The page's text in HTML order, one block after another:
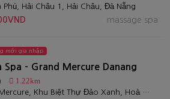
Phú, Hải Châu 1, Hải Châu, Đà Nẵng
massage spa
mới gia nhập
Spa - Grand Mercure Danang
1.22km
Grand Mercure, Khu Biệt Thự Đảo Xanh, Hoà Cường Bắc, Hải Châu, Đà Nẵng, Việt Nam